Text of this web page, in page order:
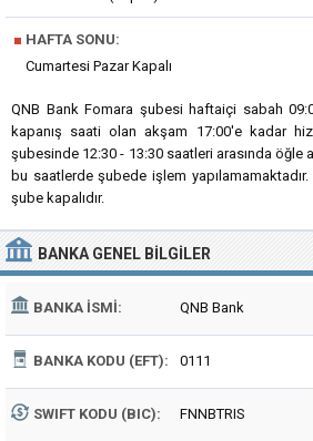
■ HAFTA SONU:
Cumartesi Pazar Kapalı
QNB Bank Fomara şubesi haftaiçi sabah
kapanış saati olan akşam 17:00'e kadar
şubesinde 12:30 - 13:30 saatleri arasında öğle
bu saatlerde şubede işlem
şube kapalıdır.
BANKA GENEL BILGILER
BANKA İSMI: QNB Bank
BANKA KODU (EFT): 0111
SWIFT KODU (BIC): FNNBTRIS